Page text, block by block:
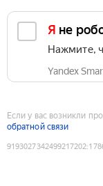
Я не
Нажмите,
Yandex
Если у вас возникли
обратной связи
9193027342499217202: